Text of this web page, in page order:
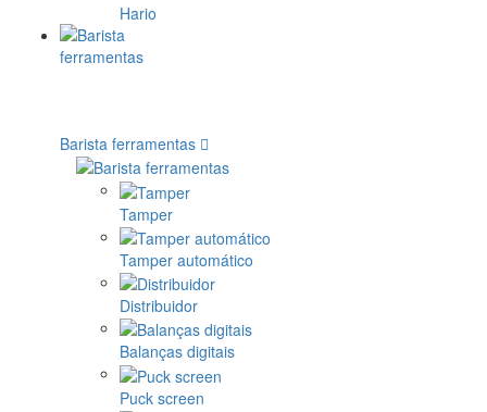
Hario
Barista ferramentas
Tamper
Tamper automático
Distribuidor
Balanças digitais
Puck screen